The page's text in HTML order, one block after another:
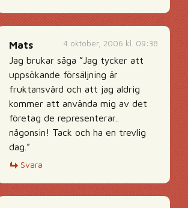
4 oktober, 2006 kl. 09:38
Mats
Jag brukar säga ”Jag tycker att
uppsökande försäljning är
fruktansvärd och att jag aldrig
kommer att använda mig av det
företag de representerar..
någonsin! Tack och ha en trevlig
dag.”
Svara